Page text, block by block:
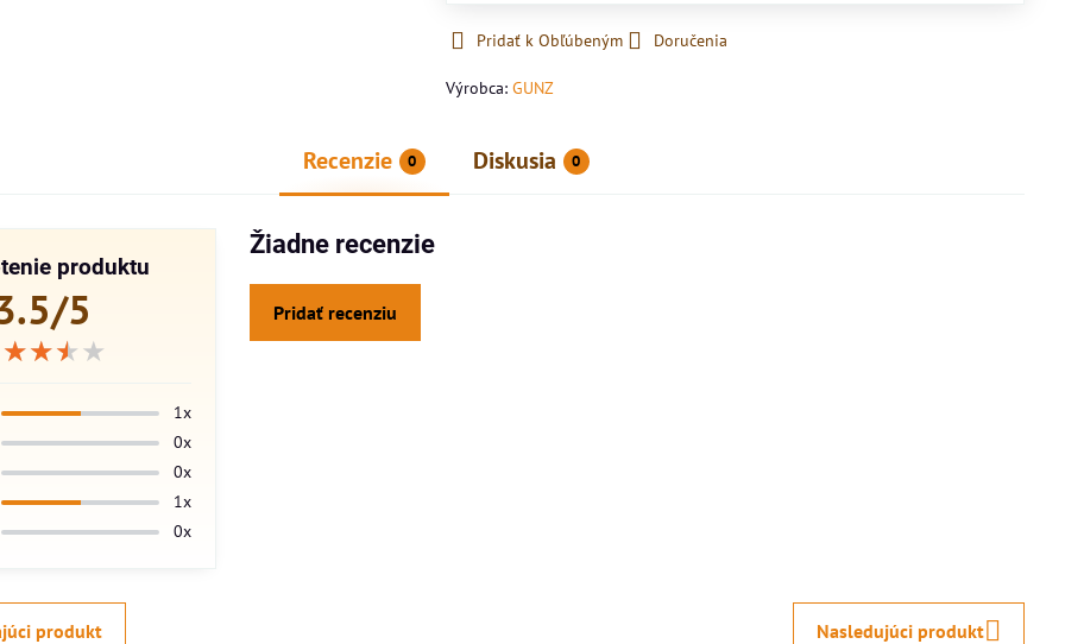
Pridať k Obľúbeným Doručenia
Výrobca:GUNZ
Recenzie 0 Diskusia 0
produktu
5
1x
0x
0x
1x
0x
Žiadne recenzie
Pridať recenziu
produkt Nasledujúci produkt